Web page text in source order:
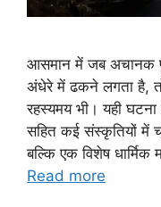
आसमान में जब अचानक
अंधेरे में ढकने लगता है,
रहस्यमय भी। यही
सहित कई संस्कृतियों में
बल्कि एक विशेष
Read more